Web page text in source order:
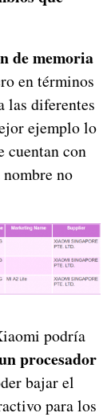
de memoria
en términos
las diferentes
ejemplo lo
cuentan con
no
podría
procesador
bajar el
para los